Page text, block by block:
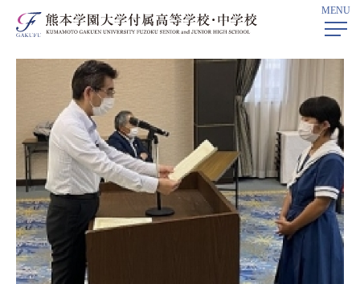
MENU
ホーム>深学科プログラム> 深学科プログラム